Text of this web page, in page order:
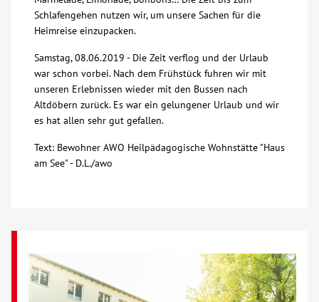
Schlafengehen nutzen wir, um unsere Sachen für die
Heimreise einzupacken.
Samstag, 08.06.2019 - Die Zeit verflog und der Urlaub
war schon vorbei. Nach dem Frühstück fuhren wir mit
unseren Erlebnissen wieder mit den Bussen nach
Altdöbern zurück. Es war ein gelungener Urlaub und wir
es hat allen sehr gut gefallen.
Text: Bewohner AWO Heilpädagogische Wohnstätte "Haus
am See" - D.L./awo